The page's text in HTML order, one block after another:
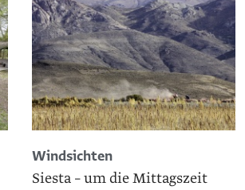
Windsichten
Siesta – um die Mittagszeit